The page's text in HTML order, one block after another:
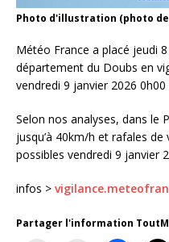
Photo d'illustration (photo
Météo France a placé jeudi
département du Doubs en
vendredi 9 janvier 2026
Selon nos analyses, dans le
jusqu’à 40km/h et rafales
possibles vendredi 9 janvier
infos >
Partager l'information